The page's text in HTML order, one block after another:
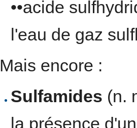
••acide
l'eau de gaz
Mais encore :
Sulfamides (n.
la présence